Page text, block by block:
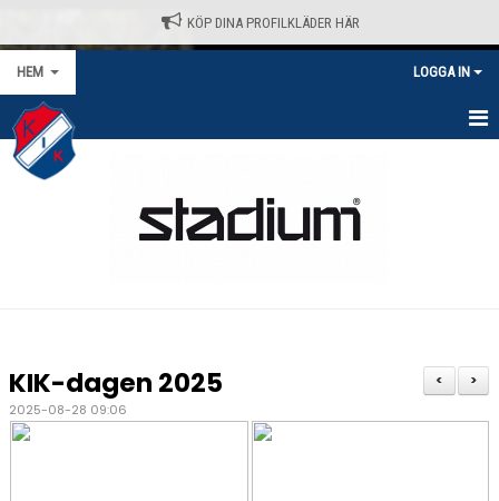
KÖP DINA PROFILKLÄDER HÄR
HEM LOGGA IN
HEM
KONTAKT
>
<
KIK-dagen 2025
2025-08-28 09:06